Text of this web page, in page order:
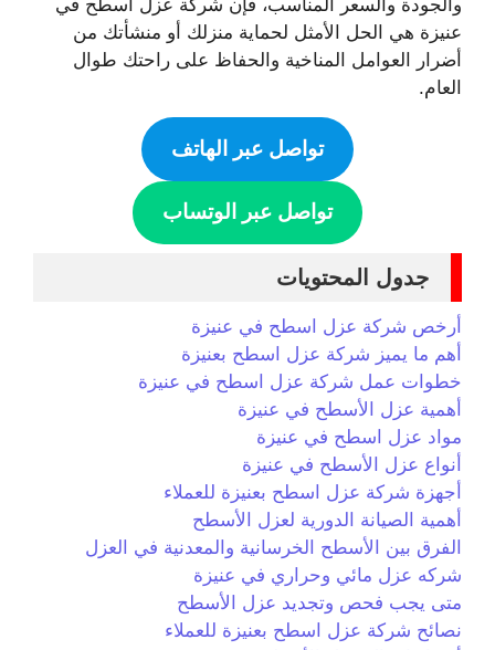
والجودة والسعر المناسب، فإن شركة عزل اسطح في
عنيزة هي الحل الأمثل لحماية منزلك أو منشأتك من
أضرار العوامل المناخية والحفاظ على راحتك طوال
العام.
تواصل عبر الهاتف
تواصل عبر الوتساب
جدول المحتويات
أرخص شركة عزل اسطح في عنيزة
أهم ما يميز شركة عزل اسطح بعنيزة
خطوات عمل شركة عزل اسطح في عنيزة
أهمية عزل الأسطح في عنيزة
مواد عزل اسطح في عنيزة
أنواع عزل الأسطح في عنيزة
أجهزة شركة عزل اسطح بعنيزة للعملاء
أهمية الصيانة الدورية لعزل الأسطح
الفرق بين الأسطح الخرسانية والمعدنية في العزل
شركه عزل مائي وحراري في عنيزة
متى يجب فحص وتجديد عزل الأسطح
نصائح شركة عزل اسطح بعنيزة للعملاء